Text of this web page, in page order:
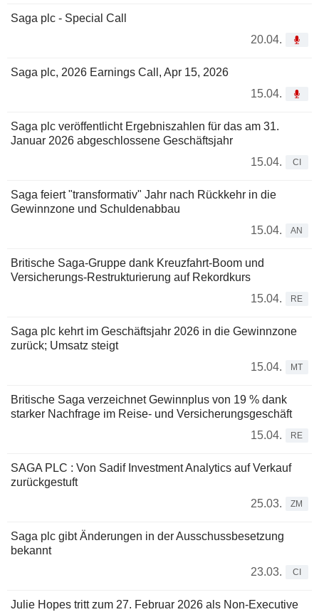
Saga plc - Special Call
20.04.
Saga plc, 2026 Earnings Call, Apr 15, 2026
15.04.
Saga plc veröffentlicht Ergebniszahlen für das am 31.
Januar 2026 abgeschlossene Geschäftsjahr
15.04.
CI
Saga feiert "transformativ" Jahr nach Rückkehr in die
Gewinnzone und Schuldenabbau
15.04.
AN
Britische Saga-Gruppe dank Kreuzfahrt-Boom und
Versicherungs-Restrukturierung auf Rekordkurs
15.04.
RE
Saga plc kehrt im Geschäftsjahr 2026 in die Gewinnzone
zurück; Umsatz steigt
15.04.
MT
Britische Saga verzeichnet Gewinnplus von 19 % dank
starker Nachfrage im Reise- und Versicherungsgeschäft
15.04.
RE
SAGA PLC : Von Sadif Investment Analytics auf Verkauf
zurückgestuft
25.03.
ZM
Saga plc gibt Änderungen in der Ausschussbesetzung
bekannt
23.03.
CI
Julie Hopes tritt zum 27. Februar 2026 als Non-Executive